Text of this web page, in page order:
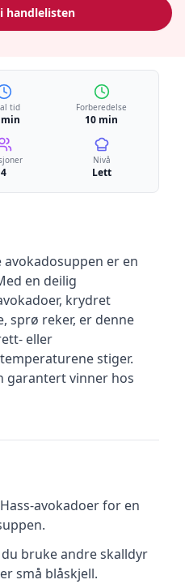
handlelisten
tid Forberedelse
10 min
4
Nivå
Lett
er en
en deilig
krydret
sprø reker, er denne
eller
stiger.
garantert vinner hos
avokadoer for en
bruke andre skalldyr
små blåskjell.